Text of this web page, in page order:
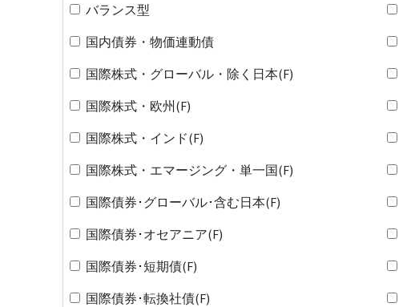
バランス型
国内債券・物価連動債
国際株式・グローバル・除く日本(F)
国際株式・欧州(F)
国際株式・インド(F)
国際株式・エマージング・単一国(F)
国際債券･グローバル･含む日本(F)
国際債券･オセアニア(F)
国際債券･短期債(F)
国際債券･転換社債(F)